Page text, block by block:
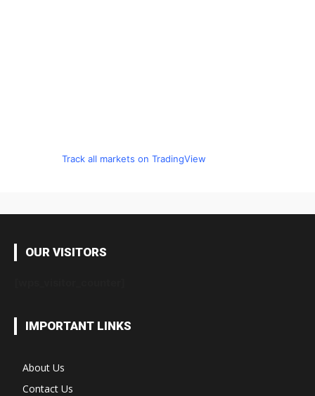
Track all markets on TradingView
OUR VISITORS
IMPORTANT LINKS
About Us
Contact Us